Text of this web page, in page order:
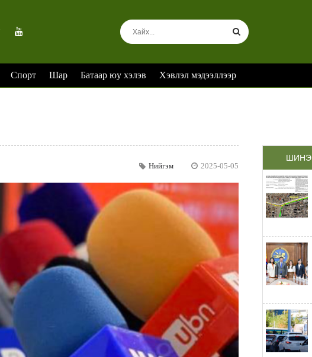
Спорт Шар Батаар юу хэлэв Хэвлэл мэдээллээр
Нийгэм 2025-05-05
ШИНЭ